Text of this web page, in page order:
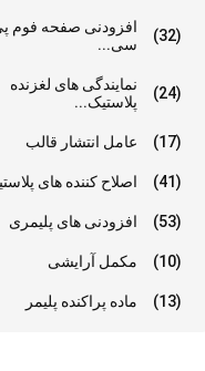
افزودنی صفحه فوم
سی...
(32)
نمایندگی های لغزنده
پلاستیک...
(24)
عامل انتشار قالب (17)
اصلاح کننده های (41)
افزودنی های پلیمری (53)
مکمل آرایشی (10)
ماده پراکنده پلیمر (13)